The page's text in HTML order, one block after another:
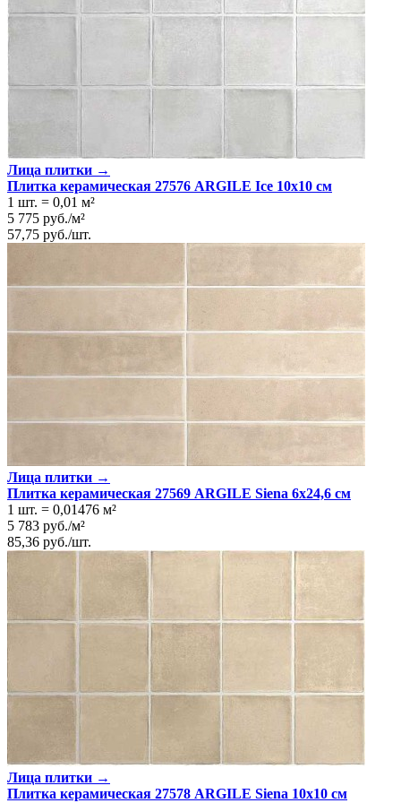
Лица плитки →
Плитка керамическая 27576 ARGILE Ice 10х10 см
1 шт. = 0,01 м²
5 775 руб./м²
57,75 руб./шт.
Лица плитки →
Плитка керамическая 27569 ARGILE Siena 6х24,6 см
1 шт. = 0,01476 м²
5 783 руб./м²
85,36 руб./шт.
Лица плитки →
Плитка керамическая 27578 ARGILE Siena 10х10 см